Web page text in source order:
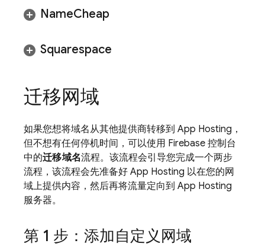
NameCheap
Squarespace
迁移网域
如果您想将域名从其他提供商转移到 App Hosting ，
但不想有任何停机时间，可以使用 Firebase 控制台
中的迁移域名流程。该流程会引导您完成一个两步
流程，该流程会先准备好 App Hosting 以在您的网
域上提供内容，然后再将流量定向到 App Hosting
服务器。
第 1 步：添加自定义网域